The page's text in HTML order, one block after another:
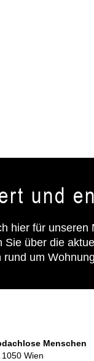
und
hier für unseren
Sie über die
rund um
Menschen
Wien